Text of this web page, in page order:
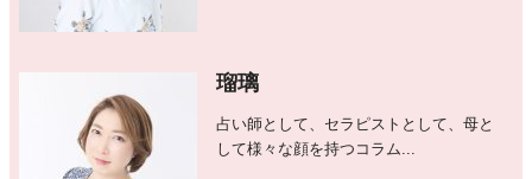
瑠璃
占い師として、セラピストとして、母と
して様々な顔を持つコラム...